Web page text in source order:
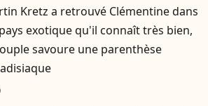
Kretz a retrouvé Clémentine dans
exotique qu'il connaît très bien,
savoure une parenthèse